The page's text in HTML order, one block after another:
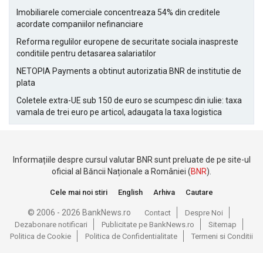
Imobiliarele comerciale concentreaza 54% din creditele
acordate companiilor nefinanciare
Reforma regulilor europene de securitate sociala inaspreste
conditiile pentru detasarea salariatilor
NETOPIA Payments a obtinut autorizatia BNR de institutie de
plata
Coletele extra-UE sub 150 de euro se scumpesc din iulie: taxa
vamala de trei euro pe articol, adaugata la taxa logistica
Informațiile despre cursul valutar BNR sunt preluate de pe site-ul
oficial al Băncii Naționale a României (BNR).
Cele mai noi stiri English Arhiva Cautare
© 2006 - 2026 BankNews.ro Contact
Despre Noi
Dezabonare notificari
Publicitate pe BankNews.ro
Sitemap
Politica de Cookie
Politica de Confidentialitate Termeni si Conditii